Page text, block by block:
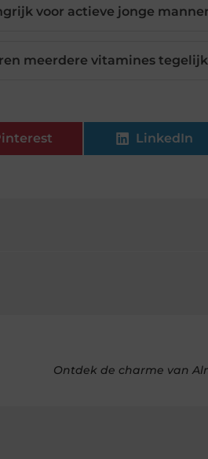
voor actieve jonge
meerdere vitamines
LinkedIn
Ontdek de charme van